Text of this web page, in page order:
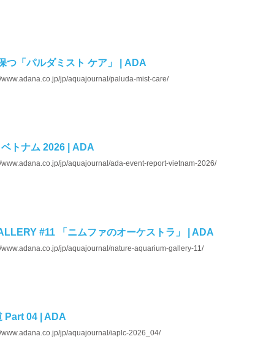
つ「パルダミスト ケア」 | ADA
www.adana.co.jp/jp/aquajournal/paluda-mist-care/
トナム 2026 | ADA
www.adana.co.jp/jp/aquajournal/ada-event-report-vietnam-2026/
#11 「ニムファのオーケストラ」 | ADA
www.adana.co.jp/jp/aquajournal/nature-aquarium-gallery-11/
Part 04 | ADA
www.adana.co.jp/jp/aquajournal/iaplc-2026_04/